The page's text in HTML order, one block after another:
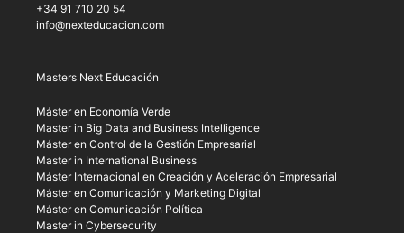
+34 91 710 20 54
info@nexteducacion.com
Masters Next Educación
Máster en Economía Verde
Master in Big Data and Business Intelligence
Máster en Control de la Gestión Empresarial
Master in International Business
Máster Internacional en Creación y Aceleración Empresarial
Máster en Comunicación y Marketing Digital
Máster en Comunicación Política
Master in Cybersecurity